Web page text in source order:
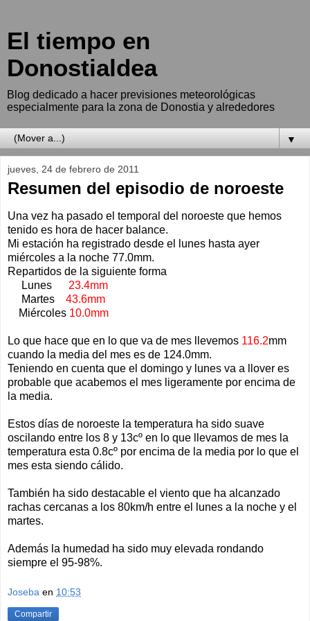
El tiempo en
Donostialdea
Blog dedicado a hacer previsiones meteorológicas
especialmente para la zona de Donostia y alrededores
▼
jueves, 24 de febrero de 2011
Resumen del episodio de noroeste
Una vez ha pasado el temporal del noroeste que hemos
tenido es hora de hacer balance.
Mi estación ha registrado desde el lunes hasta ayer
miércoles a la noche 77.0mm.
Repartidos de la siguiente forma
Lunes
23.4mm
Martes 43.6mm
Miércoles 10.0mm
Lo que hace que en lo que va de mes llevemos 116.2mm
cuando la media del mes es de 124.0mm.
Teniendo en cuenta que el domingo y lunes va a llover es
probable que acabemos el mes ligeramente por encima de
la media.
Estos días de noroeste la temperatura ha sido suave
oscilando entre los 8 y 13cº en lo que llevamos de mes la
temperatura esta 0.8cº por encima de la media por lo que el
mes esta siendo cálido.
También ha sido destacable el viento que ha alcanzado
rachas cercanas a los 80km/h entre el lunes a la noche y el
martes.
Además la humedad ha sido muy elevada rondando
siempre el 95-98%.
Joseba en 10:53
Compartir